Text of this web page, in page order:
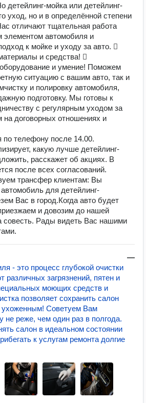
детейлинг-мойка или детейлинг-
уход, но и в определённой степени
отличают тщательная работа
элементом автомобиля и
к мойке и уходу за авто. 
и средства! 
и умение! Поможем
ситуацию с вашим авто, так и
и полировку автомобиля,
подготовку. Мы готовы к
c регулярным уходом за
договорных отношениях и
по телефону после 14.00.
какую лучше детейлинг-
расскажет об акциях. В
после всех согласований.
трансфер клиентам: Вы
для детейлинг-
Вас в город.Когда авто будет
и довозим до нашей
совесть. Рады видеть Вас нашими
—
- это процесс глубокой очистки
различных загрязнений, пятен и
моющих средств и
позволяет сохранить салон
Советуем Вам
не реже, чем один раз в полгода.
салон в идеальном состоянии
к услугам ремонта долгие